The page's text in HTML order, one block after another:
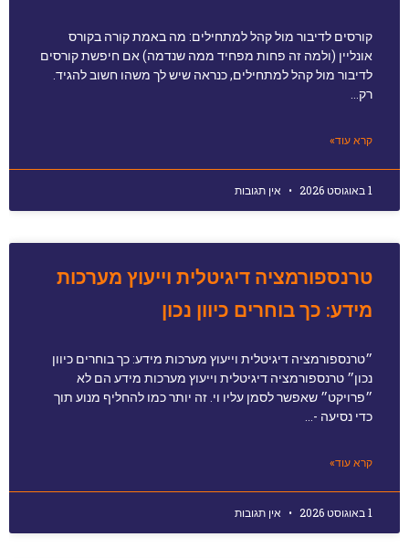
קורסים לדיבור מול קהל למתחילים: מה באמת קורה בקורס
אונליין (ולמה זה פחות מפחיד ממה שנדמה) אם חיפשת קורסים
לדיבור מול קהל למתחילים, כנראה שיש לך משהו חשוב להגיד.
רק…
קרא עוד»
1 באוגוסט 2026 אין תגובות
טרנספורמציה דיגיטלית וייעוץ מערכות
מידע: כך בוחרים כיוון נכון
״טרנספורמציה דיגיטלית וייעוץ מערכות מידע: כך בוחרים כיוון
נכון״ טרנספורמציה דיגיטלית וייעוץ מערכות מידע הם לא
״פרויקט״ שאפשר לסמן עליו וי. זה יותר כמו להחליף מנוע תוך
כדי נסיעה -…
קרא עוד»
1 באוגוסט 2026 אין תגובות